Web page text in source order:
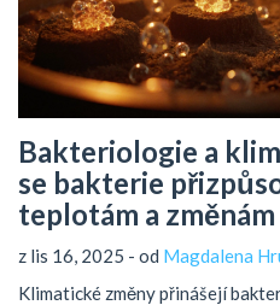
Bakteriologie a
se bakterie
teplotám a
z lis 16, 2025 - od Magdalena
Klimatické změny přinášejí